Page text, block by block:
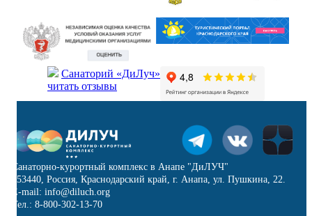
Санаторий «ДиЛуч»
читать отзывы
Санаторно-курортный комплекс в Анапе "ДиЛУЧ"
353440, Россия, Краснодарский край, г. Анапа, ул. Пушкина, 22.
E-mail: info@diluch.org
Тел.: 8-800-302-13-70